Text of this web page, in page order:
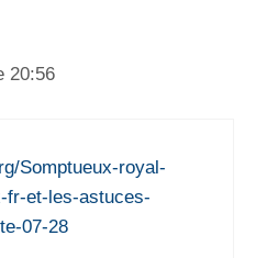
20:56
Somptueux-royal-
fr-et-les-astuces-
07-28